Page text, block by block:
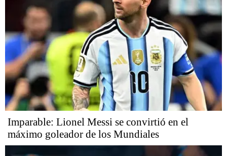
Imparable: Lionel Messi se convirtió en el
máximo goleador de los Mundiales